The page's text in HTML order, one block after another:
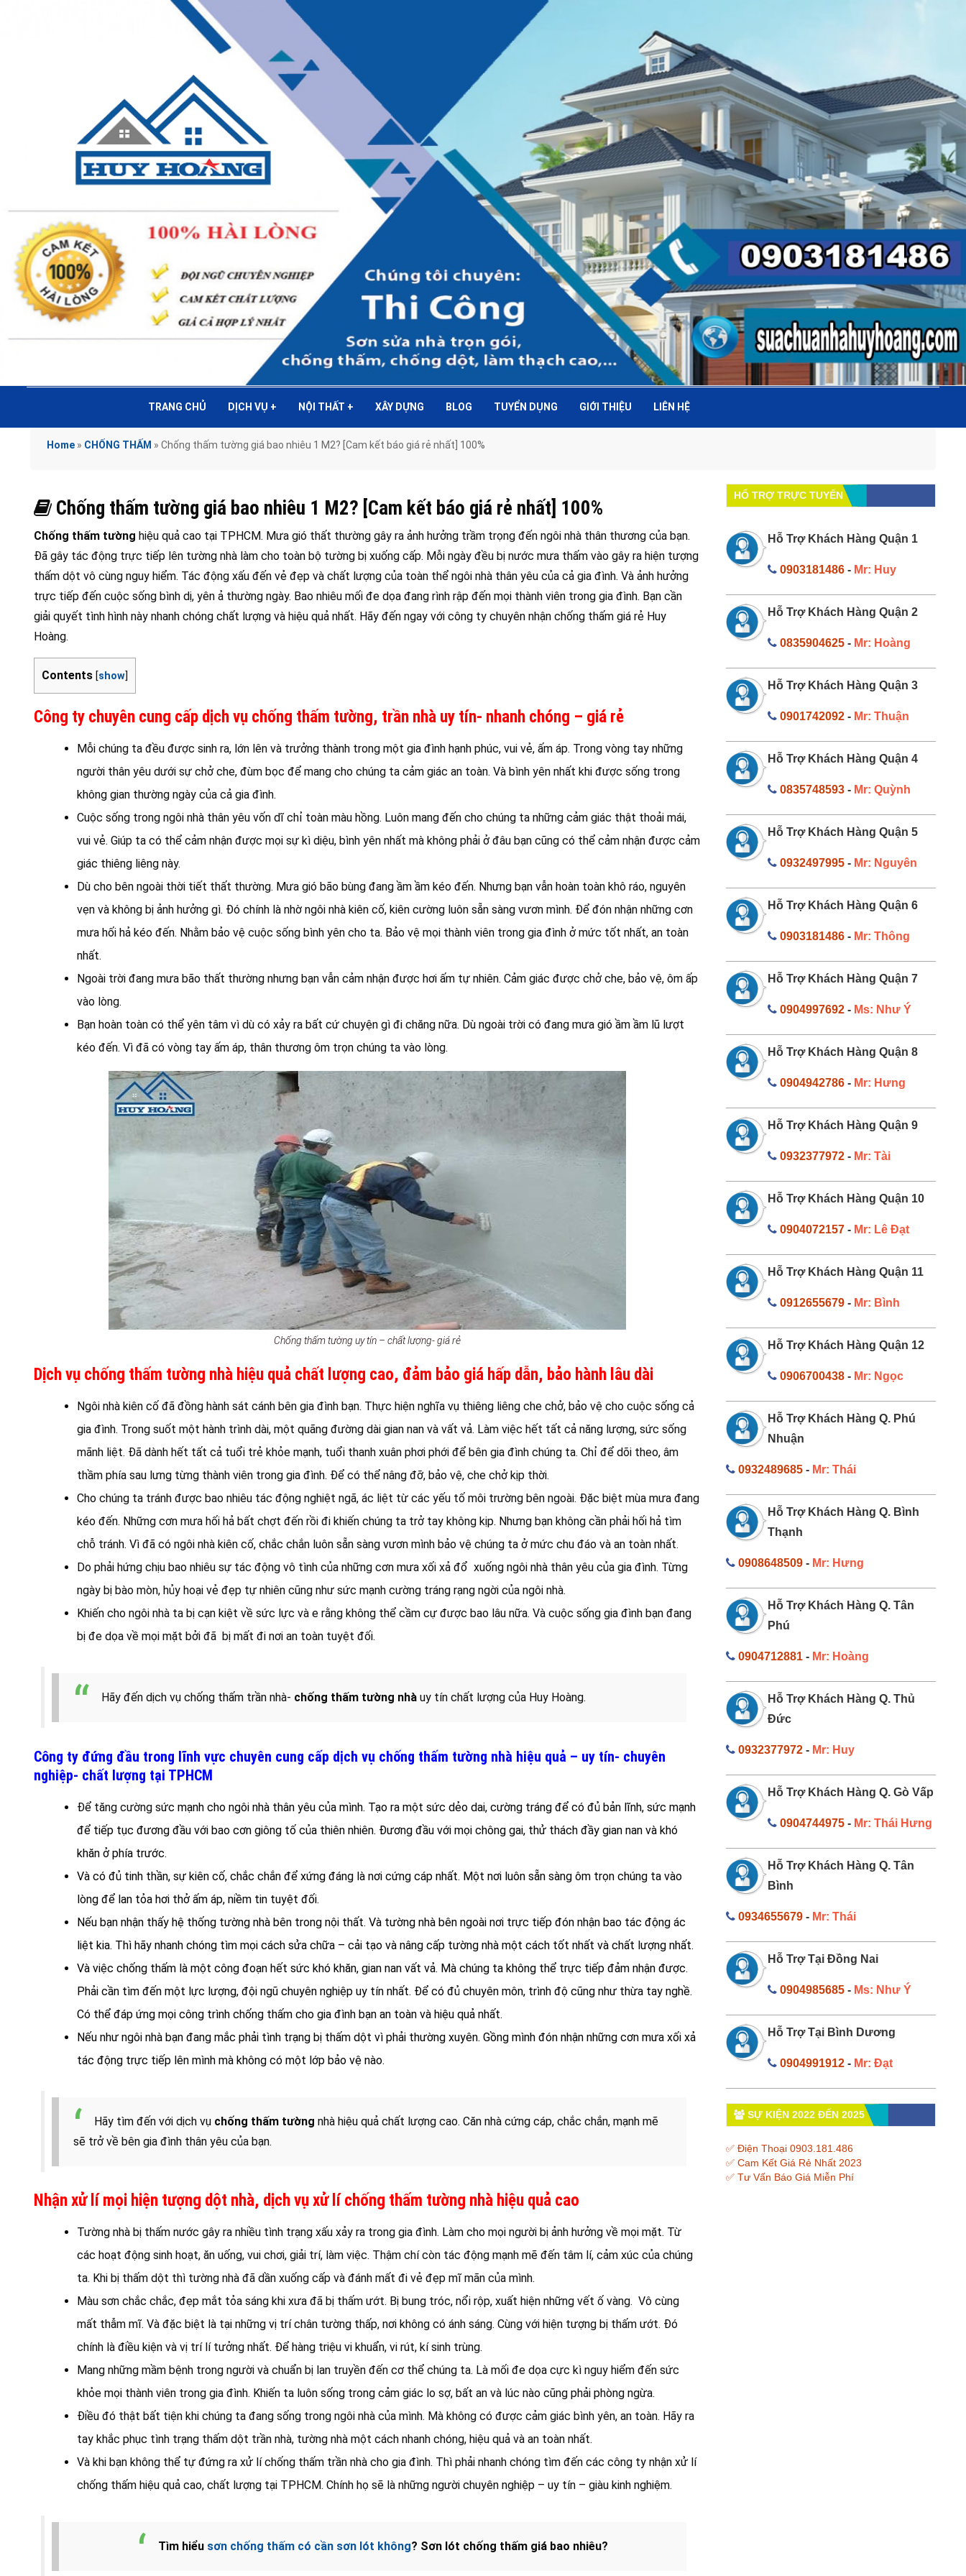
TRANG CHỦ DỊCH VỤ + NỘI THẤT + XÂY DỰNG BLOG TUYỂN DỤNG GIỚI THIỆU LIÊN HỆ
Home » CHỐNG THẤM » Chống thấm tường giá bao nhiêu 1 M2? [Cam kết báo giá rẻ nhất] 100%
Chống thấm tường giá bao nhiêu 1 M2? [Cam kết báo giá rẻ nhất] 100%
Chống thấm tường hiệu quả cao tại TPHCM. Mưa gió thất thường gây ra ảnh hưởng trầm trọng đến ngôi nhà thân thương của bạn.
Đã gây tác động trực tiếp lên tường nhà làm cho toàn bộ tường bị xuống cấp. Mỗi ngày đều bị nước mưa thấm vào gây ra hiện tượng
thấm dột vô cùng nguy hiểm. Tác động xấu đến vẻ đẹp và chất lượng của toàn thể ngôi nhà thân yêu của cả gia đình. Và ảnh hưởng
trực tiếp đến cuộc sống bình dị, yên ả thường ngày. Bao nhiêu mối đe dọa đang rình rập đến mọi thành viên trong gia đình. Bạn cần
giải quyết tình hình này nhanh chóng chất lượng và hiệu quả nhất. Hãy đến ngay với công ty chuyên nhận chống thấm giá rẻ Huy
Hoàng.
Contents [show]
Công ty chuyên cung cấp dịch vụ chống thấm tường, trần nhà uy tín- nhanh chóng – giá rẻ
Mỗi chúng ta đều được sinh ra, lớn lên và trưởng thành trong một gia đình hạnh phúc, vui vẻ, ấm áp. Trong vòng tay những
người thân yêu dưới sự chở che, đùm bọc để mang cho chúng ta cảm giác an toàn. Và bình yên nhất khi được sống trong
không gian thường ngày của cả gia đình.
Cuộc sống trong ngôi nhà thân yêu vốn dĩ chỉ toàn màu hồng. Luôn mang đến cho chúng ta những cảm giác thật thoải mái,
vui vẻ. Giúp ta có thể cảm nhận được mọi sự kì diệu, bình yên nhất mà không phải ở đâu bạn cũng có thể cảm nhận được cảm
giác thiêng liêng này.
Dù cho bên ngoài thời tiết thất thường. Mưa gió bão bùng đang ầm ầm kéo đến. Nhưng bạn vẫn hoàn toàn khô ráo, nguyên
vẹn và không bị ảnh hưởng gì. Đó chính là nhờ ngôi nhà kiên cố, kiên cường luôn sẵn sàng vươn mình. Để đón nhận những cơn
mưa hối hả kéo đến. Nhằm bảo vệ cuộc sống bình yên cho ta. Bảo vệ mọi thành viên trong gia đình ở mức tốt nhất, an toàn
nhất.
Ngoài trời đang mưa bão thất thường nhưng bạn vẫn cảm nhận được hơi ấm tự nhiên. Cảm giác được chở che, bảo vệ, ôm ấp
vào lòng.
Bạn hoàn toàn có thể yên tâm vì dù có xảy ra bất cứ chuyện gì đi chăng nữa. Dù ngoài trời có đang mưa gió ầm ầm lũ lượt
kéo đến. Vì đã có vòng tay ấm áp, thân thương ôm trọn chúng ta vào lòng.
Chống thấm tường uy tín – chất lượng- giá rẻ
Dịch vụ chống thấm tường nhà hiệu quả chất lượng cao, đảm bảo giá hấp dẫn, bảo hành lâu dài
Ngôi nhà kiên cố đã đồng hành sát cánh bên gia đình bạn. Thực hiện nghĩa vụ thiêng liêng che chở, bảo vệ cho cuộc sống cả
gia đình. Trong suốt một hành trình dài, một quãng đường dài gian nan và vất vả. Làm việc hết tất cả năng lượng, sức sống
mãnh liệt. Đã dành hết tất cả tuổi trẻ khỏe mạnh, tuổi thanh xuân phơi phới để bên gia đình chúng ta. Chỉ để dõi theo, âm
thầm phía sau lưng từng thành viên trong gia đình. Để có thể nâng đỡ, bảo vệ, che chở kịp thời.
Cho chúng ta tránh được bao nhiêu tác động nghiệt ngã, ác liệt từ các yếu tố môi trường bên ngoài. Đặc biệt mùa mưa đang
kéo đến. Những cơn mưa hối hả bất chợt đến rồi đi khiến chúng ta trở tay không kịp. Nhưng bạn không cần phải hối hả tìm
chỗ tránh. Vì đã có ngôi nhà kiên cố, chắc chắn luôn sẵn sàng vươn mình bảo vệ chúng ta ở mức chu đáo và an toàn nhất.
Do phải hứng chịu bao nhiêu sự tác động vô tình của những cơn mưa xối xả đổ xuống ngôi nhà thân yêu của gia đình. Từng
ngày bị bào mòn, hủy hoại vẻ đẹp tự nhiên cũng như sức mạnh cường tráng rạng ngời của ngôi nhà.
Khiến cho ngôi nhà ta bị cạn kiệt về sức lực và e rằng không thể cầm cự được bao lâu nữa. Và cuộc sống gia đình bạn đang
bị đe dọa về mọi mặt bởi đã bị mất đi nơi an toàn tuyệt đối.
Hãy đến dịch vụ chống thấm trần nhà- chống thấm tường nhà uy tín chất lượng của Huy Hoàng.
Công ty đứng đầu trong lĩnh vực chuyên cung cấp dịch vụ chống thấm tường nhà hiệu quả – uy tín- chuyên
nghiệp- chất lượng tại TPHCM
Để tăng cường sức mạnh cho ngôi nhà thân yêu của mình. Tạo ra một sức dẻo dai, cường tráng để có đủ bản lĩnh, sức mạnh
để tiếp tục đương đầu với bao cơn giông tố của thiên nhiên. Đương đầu với mọi chông gai, thử thách đầy gian nan và khó
khăn ở phía trước.
Và có đủ tinh thần, sự kiên cố, chắc chắn để xứng đáng là nơi cứng cáp nhất. Một nơi luôn sẵn sàng ôm trọn chúng ta vào
lòng để lan tỏa hơi thở ấm áp, niềm tin tuyệt đối.
Nếu bạn nhận thấy hệ thống tường nhà bên trong nội thất. Và tường nhà bên ngoài nơi trực tiếp đón nhận bao tác động ác
liệt kia. Thì hãy nhanh chóng tìm mọi cách sửa chữa – cải tạo và nâng cấp tường nhà một cách tốt nhất và chất lượng nhất.
Và việc chống thấm là một công đoạn hết sức khó khăn, gian nan vất vả. Mà chúng ta không thể trực tiếp đảm nhận được.
Phải cần tìm đến một lực lượng, đội ngũ chuyên nghiệp uy tín nhất. Để có đủ chuyên môn, trình độ cũng như thừa tay nghề.
Có thể đáp ứng mọi công trình chống thấm cho gia đình bạn an toàn và hiệu quả nhất.
Nếu như ngôi nhà bạn đang mắc phải tình trạng bị thấm dột vì phải thường xuyên. Gồng mình đón nhận những cơn mưa xối xả
tác động trực tiếp lên mình mà không có một lớp bảo vệ nào.
Hãy tìm đến với dịch vụ chống thấm tường nhà hiệu quả chất lượng cao. Căn nhà cứng cáp, chắc chắn, mạnh mẽ
sẽ trở về bên gia đình thân yêu của bạn.
Nhận xử lí mọi hiện tượng dột nhà, dịch vụ xử lí chống thấm tường nhà hiệu quả cao
Tường nhà bị thấm nước gây ra nhiều tình trạng xấu xảy ra trong gia đình. Làm cho mọi người bị ảnh hưởng về mọi mặt. Từ
các hoạt động sinh hoạt, ăn uống, vui chơi, giải trí, làm việc. Thậm chí còn tác động mạnh mẽ đến tâm lí, cảm xúc của chúng
ta. Khi bị thấm dột thì tường nhà đã dần xuống cấp và đánh mất đi vẻ đẹp mĩ mãn của mình.
Màu sơn chắc chắc, đẹp mắt tỏa sáng khi xưa đã bị thấm ướt. Bị bung tróc, nổi rộp, xuất hiện những vết ố vàng. Vô cùng
mất thẫm mĩ. Và đặc biệt là tại những vị trí chân tường thấp, nơi không có ánh sáng. Cùng với hiện tượng bị thấm ướt. Đó
chính là điều kiện và vị trí lí tưởng nhất. Để hàng triệu vi khuẩn, vi rút, kí sinh trùng.
Mang những mầm bệnh trong người và chuẩn bị lan truyền đến cơ thể chúng ta. Là mối đe dọa cực kì nguy hiểm đến sức
khỏe mọi thành viên trong gia đình. Khiến ta luôn sống trong cảm giác lo sợ, bất an và lúc nào cũng phải phòng ngừa.
Điều đó thật bất tiện khi chúng ta đang sống trong ngôi nhà của mình. Mà không có được cảm giác bình yên, an toàn. Hãy ra
tay khắc phục tình trạng thấm dột trần nhà, tường nhà một cách nhanh chóng, hiệu quả và an toàn nhất.
Và khi bạn không thể tự đứng ra xử lí chống thấm trần nhà cho gia đình. Thì phải nhanh chóng tìm đến các công ty nhận xử lí
chống thấm hiệu quả cao, chất lượng tại TPHCM. Chính họ sẽ là những người chuyên nghiệp – uy tín – giàu kinh nghiệm.
Tìm hiểu sơn chống thấm có cần sơn lót không? Sơn lót chống thấm giá bao nhiêu?
HỔ TRỢ TRỰC TUYẾN
Hỗ Trợ Khách Hàng Quận 1
0903181486 - Mr: Huy
Hỗ Trợ Khách Hàng Quận 2
0835904625 - Mr: Hoàng
Hỗ Trợ Khách Hàng Quận 3
0901742092 - Mr: Thuận
Hỗ Trợ Khách Hàng Quận 4
0835748593 - Mr: Quỳnh
Hỗ Trợ Khách Hàng Quận 5
0932497995 - Mr: Nguyên
Hỗ Trợ Khách Hàng Quận 6
0903181486 - Mr: Thông
Hỗ Trợ Khách Hàng Quận 7
0904997692 - Ms: Như Ý
Hỗ Trợ Khách Hàng Quận 8
0904942786 - Mr: Hưng
Hỗ Trợ Khách Hàng Quận 9
0932377972 - Mr: Tài
Hỗ Trợ Khách Hàng Quận 10
0904072157 - Mr: Lê Đạt
Hỗ Trợ Khách Hàng Quận 11
0912655679 - Mr: Bình
Hỗ Trợ Khách Hàng Quận 12
0906700438 - Mr: Ngọc
Hỗ Trợ Khách Hàng Q. Phú
Nhuận
0932489685- Mr: Thái
Hỗ Trợ Khách Hàng Q. Bình
Thạnh
0908648509- Mr: Hưng
Hỗ Trợ Khách Hàng Q. Tân
Phú
0904712881- Mr: Hoàng
Hỗ Trợ Khách Hàng Q. Thủ
Đức
0932377972- Mr: Huy
Hỗ Trợ Khách Hàng Q. Gò Vấp
0904744975 - Mr: Thái Hưng
Hỗ Trợ Khách Hàng Q. Tân
Bình
0934655679- Mr: Thái
Hỗ Trợ Tại Đồng Nai
0904985685 - Ms: Như Ý
Hỗ Trợ Tại Bình Dương
0904991912 - Mr: Đạt
SỰ KIỆN 2022 ĐẾN 2025
✅ Điện Thoại 0903.181.486
✅ Cam Kết Giá Rẻ Nhất 2023
✅ Tư Vấn Báo Giá Miễn Phí